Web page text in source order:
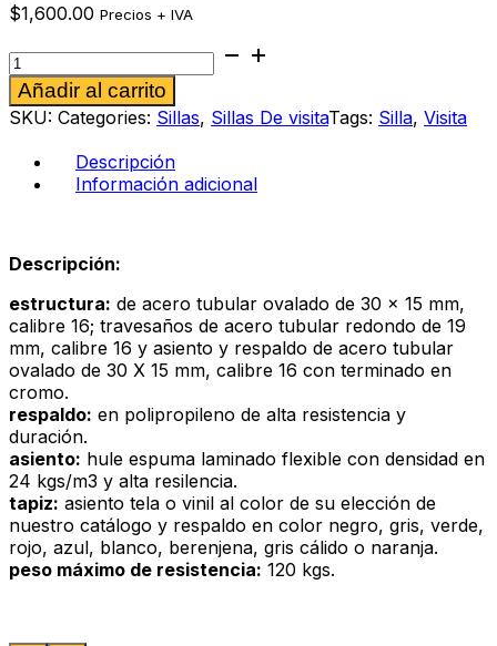
$1,600.00 Precios + IVA
Silla
de
visita
Diluito
cr
verde
cantidad
Añadir al carrito
SKU: Categories: Sillas, Sillas De visitaTags: Silla, Visita
Descripción
Información adicional
Descripción:
estructura: de acero tubular ovalado de 30 x 15 mm,
calibre 16; travesaños de acero tubular redondo de 19
mm, calibre 16 y asiento y respaldo de acero tubular
ovalado de 30 X 15 mm, calibre 16 con terminado en
cromo.
respaldo: en polipropileno de alta resistencia y
duración.
asiento: hule espuma laminado flexible con densidad en
24 kgs/m3 y alta resilencia.
tapiz: asiento tela o vinil al color de su elección de
nuestro catálogo y respaldo en color negro, gris, verde,
rojo, azul, blanco, berenjena, gris cálido o naranja.
peso máximo de resistencia: 120 kgs.